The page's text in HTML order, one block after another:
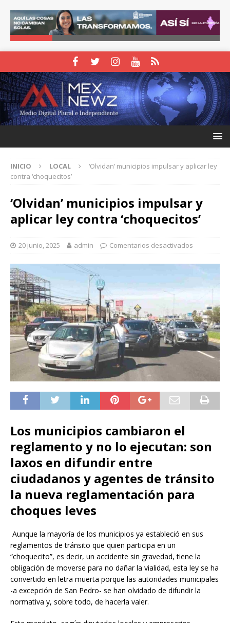
INICIO LOCAL
‘Olvidan’ municipios impulsar y aplicar ley
contra ‘choquecitos’
‘Olvidan’ municipios impulsar y
aplicar ley contra ‘choquecitos’
20 junio, 2025 admin Comentarios desactivados
Los municipios cambiaron el
reglamento y no lo ejecutan: son
laxos en difundir entre
ciudadanos y agentes de tránsito
la nueva reglamentación para
choques leves
Aunque la mayoría de los municipios ya estableció en sus
reglamentos de tránsito que quien participa en un
“choquecito”, es decir, un accidente sin gravedad, tiene la
obligación de moverse para no dañar la vialidad, esta ley se ha
convertido en letra muerta porque las autoridades municipales
-a excepción de San Pedro- se han olvidado de difundir la
normativa y, sobre todo, de hacerla valer.